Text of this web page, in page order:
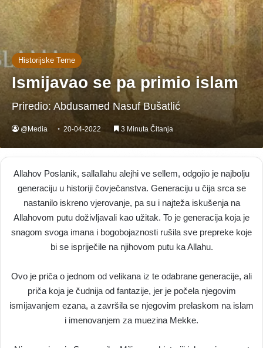
Historijske Teme
Ismijavao se pa primio islam
Priredio: Abdusamed Nasuf Bušatlić
@Media 20-04-2022 3 Minuta Čitanja
Allahov Poslanik, sallallahu alejhi ve sellem, odgojio je najbolju
generaciju u historiji čovječanstva. Generaciju u čija srca se
nastanilo iskreno vjerovanje, pa su i najteža iskušenja na
Allahovom putu doživljavali kao užitak. To je generacija koja je
snagom svoga imana i bogobojaznosti rušila sve prepreke koje
bi se ispriječile na njihovom putu ka Allahu.
Ovo je priča o jednom od velikana iz te odabrane generacije, ali
priča koja je čudnija od fantazije, jer je počela njegovim
ismijavanjem ezana, a završila se njegovim prelaskom na islam
i imenovanjem za muezina Mekke.